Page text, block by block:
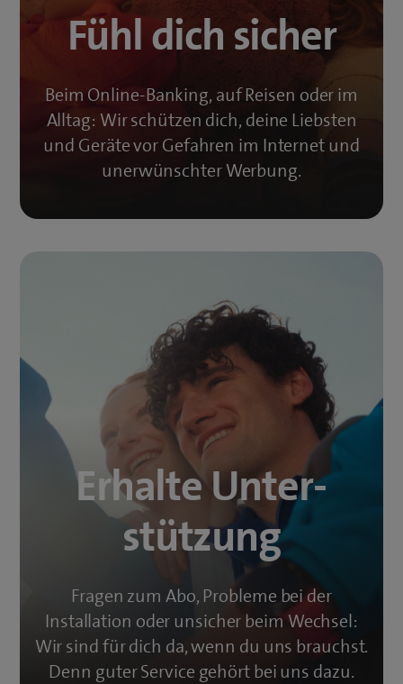
Fühl dich sicher
Beim Online-Banking, auf Reisen oder im
Alltag: Wir schützen dich, deine Liebsten
und Geräte vor Gefahren im Internet und
unerwünschter Werbung.
Erhalte Unter­­
stützung
Fragen zum Abo, Probleme bei der
Installation oder unsicher beim Wechsel:
Wir sind für dich da, wenn du uns brauchst.
Denn guter Service gehört bei uns dazu.